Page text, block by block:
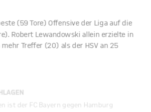
Robert Lewandowski allein erzielte in
Treffer (20) als der HSV an 25
ist der FC Bayern gegen Hamburg
3 Remis). Die letzte Niederlage ist